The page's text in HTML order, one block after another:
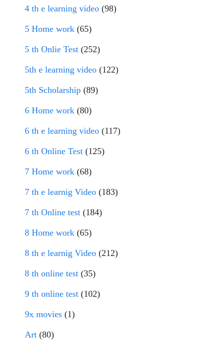
4 th e learning video (98)
5 Home work (65)
5 th Onlie Test (252)
5th e learning video (122)
5th Scholarship (89)
6 Home work (80)
6 th e learning video (117)
6 th Online Test (125)
7 Home work (68)
7 th e learnig Video (183)
7 th Online test (184)
8 Home work (65)
8 th e learnig Video (212)
8 th online test (35)
9 th online test (102)
9x movies (1)
Art (80)